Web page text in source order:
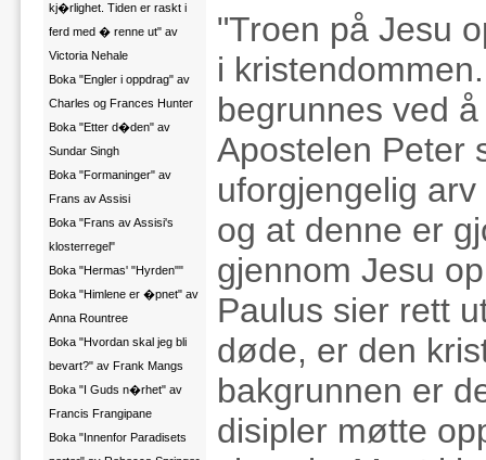
kj�rlighet. Tiden er raskt i
ferd med � renne ut" av
Victoria Nehale
Boka "Engler i oppdrag" av
Charles og Frances Hunter
Boka "Etter d�den" av
Sundar Singh
Boka "Formaninger" av
Frans av Assisi
Boka "Frans av Assisi's
klosterregel"
Boka "Hermas' "Hyrden""
Boka "Himlene er �pnet" av
Anna Rountree
Boka "Hvordan skal jeg bli
bevart?" av Frank Mangs
Boka "I Guds n�rhet" av
Francis Frangipane
Boka "Innenfor Paradisets
"Troen på Jesu
i
begrunnes ved
Apostelen Peter
uforgjengelig
og at denne er
gjennom Jesu
Paulus sier rett
døde, er den
bakgrunnen er
disipler møtte